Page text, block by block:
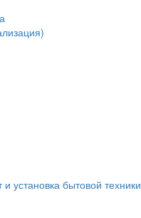
и установка бытовой техники